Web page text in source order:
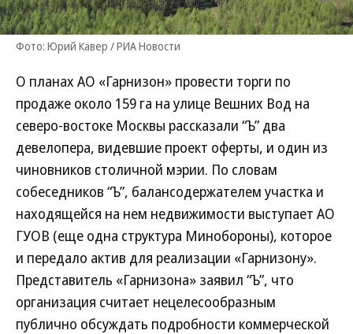
Фото: Юрий Кавер / РИА Новости
О планах АО «Гарнизон» провести торги по
продаже около 159 га на улице Вешних Вод на
северо-востоке Москвы рассказали “Ъ” два
девелопера, видевшие проект оферты, и один из
чиновников столичной мэрии. По словам
собеседников “Ъ”, балансодержателем участка и
находящейся на нем недвижимости выступает АО
ГУОВ (еще одна структура Минобороны), которое
и передало актив для реализации «Гарнизону».
Представитель «Гарнизона» заявил “Ъ”, что
организация считает нецелесообразным
публично обсуждать подробности коммерческой